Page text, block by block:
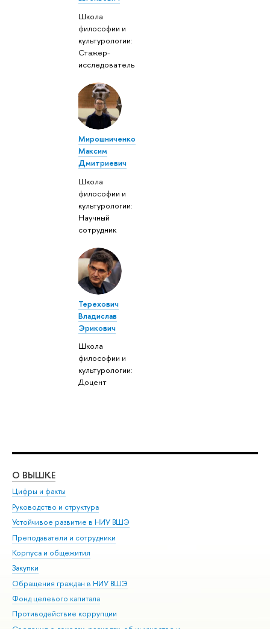
Школа
философии и
культурологии:
Стажер-
исследователь
Мирошниченко
Максим
Дмитриевич
Школа
философии и
культурологии:
Научный
сотрудник
Терехович
Владислав
Эрикович
Школа
философии и
культурологии:
Доцент
О ВЫШКЕ
Цифры и факты
Руководство и структура
Устойчивое развитие в НИУ ВШЭ
Преподаватели и сотрудники
Корпуса и общежития
Закупки
Обращения граждан в НИУ ВШЭ
Фонд целевого капитала
Противодействие коррупции